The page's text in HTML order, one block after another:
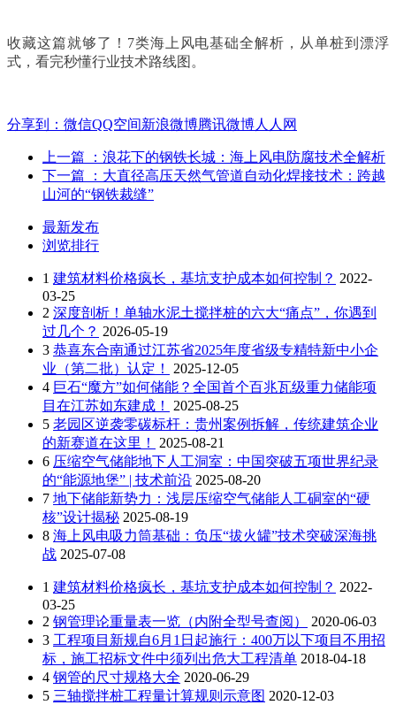
收藏这篇就够了！ 7类海上风电基础全解析，从单桩到漂浮
式，看完秒懂行业技术路线图。
分享到： 微信QQ空间新浪微博腾讯微博人人网
上一篇
：浪花下的钢铁长城：海上风电防腐技术全解析
下一篇
：大直径高压天然气管道自动化焊接技术：跨越
山河的“钢铁裁缝”
最新发布
浏览排行
1 建筑材料价格疯长，基坑支护成本如何控制？ 2022-
03-25
2 深度剖析！单轴水泥土搅拌桩的六大“痛点”，你遇到
过几个？ 2026-05-19
3 恭喜东合南通过江苏省2025年度省级专精特新中小企
业（第二批）认定！
2025-12-05
4 巨石“魔方”如何储能？全国首个百兆瓦级重力储能项
目在江苏如东建成！
2025-08-25
5 老园区逆袭零碳标杆：贵州案例拆解，传统建筑企业
的新赛道在这里！
2025-08-21
6 压缩空气储能地下人工洞室：中国突破五项世界纪录
的“能源地堡” | 技术前沿 2025-08-20
7 地下储能新势力：浅层压缩空气储能人工硐室的“硬
核”设计揭秘 2025-08-19
8 海上风电吸力筒基础：负压“拔火罐”技术突破深海挑
战 2025-07-08
1 建筑材料价格疯长，基坑支护成本如何控制？ 2022-
03-25
2 钢管理论重量表一览（内附全型号查阅）
2020-06-03
3 工程项目新规自6月1日起施行：400万以下项目不用招
标，施工招标文件中须列出危大工程清单 2018-04-18
4 钢管的尺寸规格大全 2020-06-29
5 三轴搅拌桩工程量计算规则示意图 2020-12-03